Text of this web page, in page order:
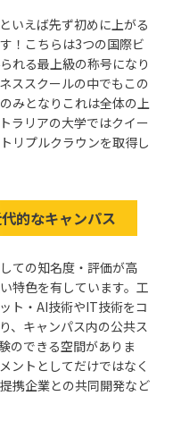
いえば先ず初めに上がる
！こちらは3つの国際ビ
れる最上級の称号になり
ススクールの中でもこの
みとなりこれは全体の上
ラリアの大学ではクイー
リプルクラウンを取得し
的なキャンパス
ての知名度・評価が高
特色を有しています。工
ト ・ AI技術やIT技術をコ
、キャンパス内の公共ス
のできる空間がありま
ントとしてだけではなく
携企業との共同開発など